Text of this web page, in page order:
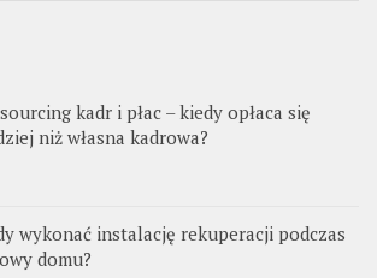
kadr i płac – kiedy opłaca się
niż własna kadrowa?
wykonać instalację rekuperacji podczas
domu?